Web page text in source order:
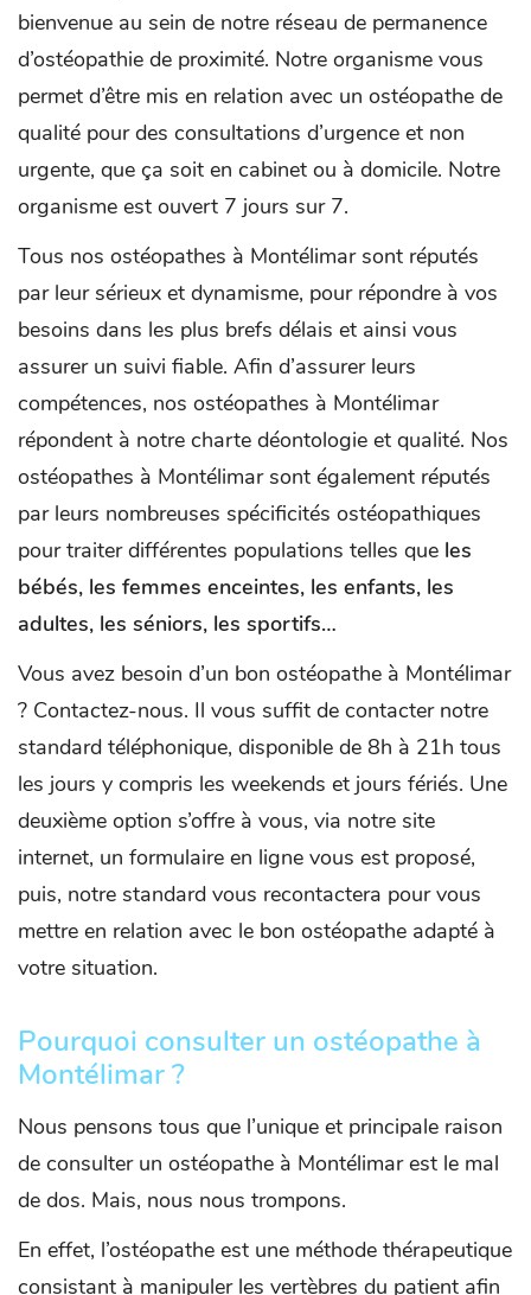
bienvenue au sein de notre réseau de permanence
d’ostéopathie de proximité. Notre organisme vous
permet d’être mis en relation avec un ostéopathe de
qualité pour des consultations d’urgence et non
urgente, que ça soit en cabinet ou à domicile. Notre
organisme est ouvert 7 jours sur 7.
Tous nos ostéopathes à Montélimar sont réputés
par leur sérieux et dynamisme, pour répondre à vos
besoins dans les plus brefs délais et ainsi vous
assurer un suivi fiable. Afin d’assurer leurs
compétences, nos ostéopathes à Montélimar
répondent à notre charte déontologie et qualité. Nos
ostéopathes à Montélimar sont également réputés
par leurs nombreuses spécificités ostéopathiques
pour traiter différentes populations telles que les
bébés, les femmes enceintes, les enfants, les
adultes, les séniors, les sportifs…
Vous avez besoin d’un bon ostéopathe à Montélimar
? Contactez-nous. Il vous suffit de contacter notre
standard téléphonique, disponible de 8h à 21h tous
les jours y compris les weekends et jours fériés. Une
deuxième option s’offre à vous, via notre site
internet, un formulaire en ligne vous est proposé,
puis, notre standard vous recontactera pour vous
mettre en relation avec le bon ostéopathe adapté à
votre situation.
Pourquoi consulter un ostéopathe à
Montélimar ?
Nous pensons tous que l’unique et principale raison
de consulter un ostéopathe à Montélimar est le mal
de dos. Mais, nous nous trompons.
En effet, l’ostéopathe est une méthode thérapeutique
consistant à manipuler les vertèbres du patient afin